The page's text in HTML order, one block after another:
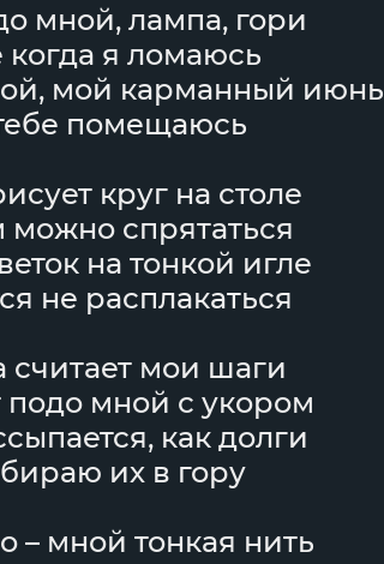
мной, лампа, гори
я ломаюсь
мой карманный июнь
помещаюсь
круг на столе
можно спрятаться
на тонкой игле
не расплакаться
считает мои шаги
мной с укором
как долги
их в гору
– мной тонкая нить